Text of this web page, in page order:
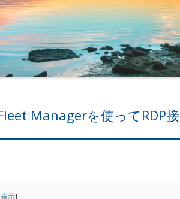
Managerを使ってRDP接
示]